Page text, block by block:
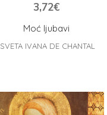
Moć ljubavi
3,72€
SVETA IVANA DE CHANTAL